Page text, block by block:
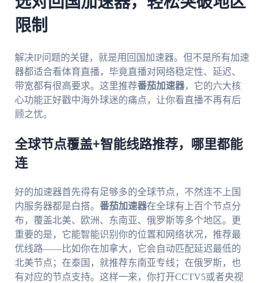
限制
解决IP问题的关键，就是用回国加速器。但不是所有加速
器都适合看体育直播，毕竟直播对网络稳定性、延迟、
带宽都有很高要求。这里推荐番茄加速器，它的六大核
心功能正好戳中海外球迷的痛点，让你看直播不再有后
顾之忧。
全球节点覆盖+智能线路推荐，哪里都能
连
好的加速器首先得有足够多的全球节点，不然连不上国
内服务器都是白搭。 番茄加速器在全球有上百个节点分
布，覆盖北美、欧洲、东南亚、俄罗斯等多个地区。更
重要的是，它能智能识别你的位置和网络状况，推荐最
优线路——比如你在加拿大，它会自动匹配延迟最低的
北美节点；在泰国，就推荐东南亚专线；在俄罗斯，也
有对应的节点支持。这样一来，你打开CCTV5或者央视